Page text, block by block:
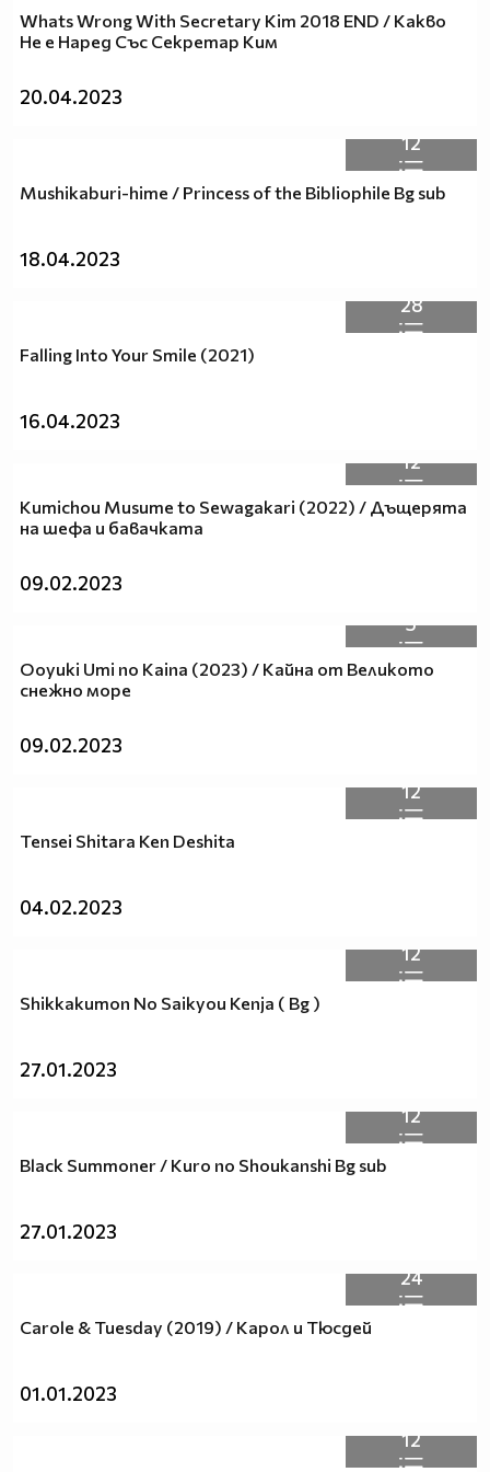
Whats Wrong With Secretary Kim 2018 END / Какво
Не е Наред Със Секретар Ким
20.04.2023
12
Mushikaburi-hime / Princess of the Bibliophile Bg sub
18.04.2023
28
Falling Into Your Smile (2021)
16.04.2023
12
Kumichou Musume to Sewagakari (2022) / Дъщерята
на шефа и бавачката
09.02.2023
5
Ooyuki Umi no Kaina (2023) / Кайна от Великото
снежно море
09.02.2023
12
Tensei Shitara Ken Deshita
04.02.2023
12
Shikkakumon No Saikyou Kenja ( Bg )
27.01.2023
12
Black Summoner / Kuro no Shoukanshi Bg sub
27.01.2023
24
Carole & Tuesday (2019) / Карол и Тюсдей
01.01.2023
12